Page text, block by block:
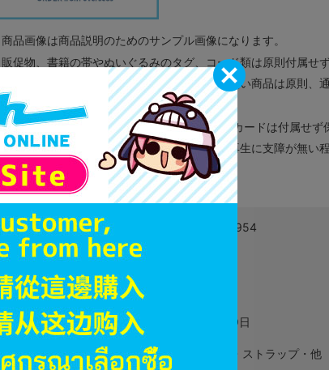
商品画像は商品説明のためのサンプル画像になります。
販促物、書籍の帯やぬいぐるみのタグ、コード類は原則付属せ
商品名や備考欄に特別な記載が無い限り取り扱い商品は原則、通
「電池」は原則として保証対象外となります。
ゲーム機本体には、SDカードなどのメモリーカードは付属せず
ディスク類の読み取り面のキズに関しまして再生に支障が無い
す。
詳細につきましてはコチラ
JANコード 4589524803954
商品番号
商品カテゴリ
発売日 2021年10月09日
種別 キーホルダー・ストラップ・他